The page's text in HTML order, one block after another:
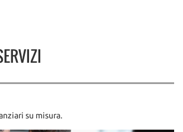
su misura.